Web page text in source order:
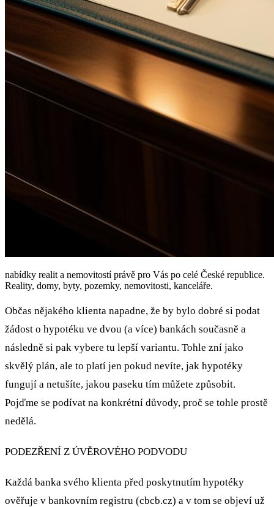
nabídky realit a nemovitostí právě pro Vás po celé České republice.
Reality, domy, byty, pozemky, nemovitosti, kanceláře.
Občas nějakého klienta napadne, že by bylo dobré si podat
žádost o hypotéku ve dvou (a více) bankách současně a
následně si pak vybere tu lepší variantu. Tohle zní jako
skvělý plán, ale to platí jen pokud nevíte, jak hypotéky
fungují a netušíte, jakou paseku tím můžete způsobit.
Pojďme se podívat na konkrétní důvody, proč se tohle prostě
nedělá.
PODEZŘENÍ Z ÚVĚROVÉHO PODVODU
Každá banka svého klienta před poskytnutím hypotéky
ověřuje v bankovním registru (cbcb.cz) a v tom se objeví už